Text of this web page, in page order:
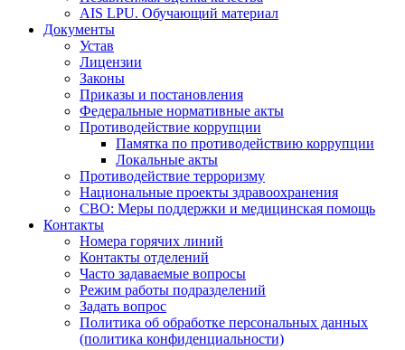
AIS LPU. Обучающий материал
Документы
Устав
Лицензии
Законы
Приказы и постановления
Федеральные нормативные акты
Противодействие коррупции
Памятка по противодействию коррупции
Локальные акты
Противодействие терроризму
Национальные проекты здравоохранения
СВО: Меры поддержки и медицинская помощь
Контакты
Номера горячих линий
Контакты отделений
Часто задаваемые вопросы
Режим работы подразделений
Задать вопрос
Политика об обработке персональных данных
(политика конфиденциальности)